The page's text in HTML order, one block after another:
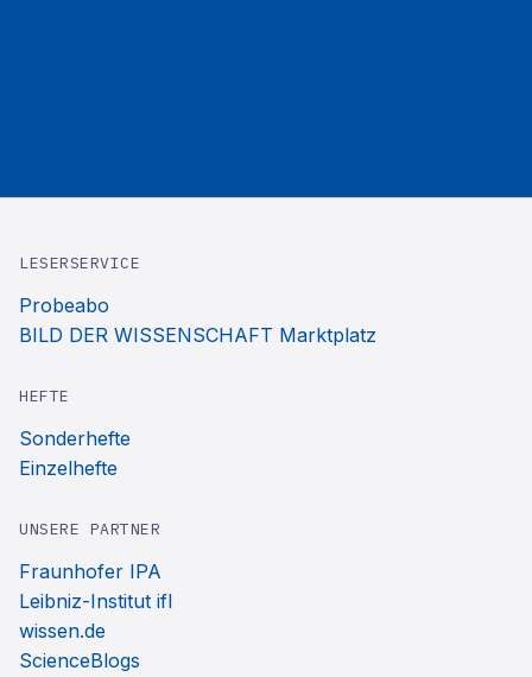
LESERSERVICE
Probeabo
BILD DER WISSENSCHAFT Marktplatz
HEFTE
Sonderhefte
Einzelhefte
UNSERE PARTNER
Fraunhofer IPA
Leibniz-Institut ifl
wissen.de
ScienceBlogs